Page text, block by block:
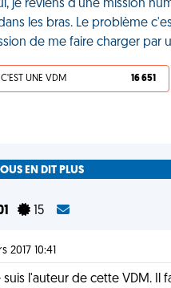
je reviens d'une mission
les bras. Le problème
de me faire charger par
UNE VDM 16 651
EN DIT PLUS
15
2017 10:41
suis l'auteur de cette VDM.